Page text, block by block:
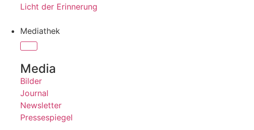
Licht der Erinnerung
Mediathek
Media
Bilder
Journal
Newsletter
Pressespiegel